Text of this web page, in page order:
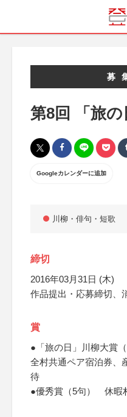
募
第8回 「旅
Googleカレンダーに追加
川柳・俳句・短歌
締切
2016年03月31日 (木)
作品提出・応募締切、
賞
●「旅の日」川柳大賞
全村共通ペア宿泊券、
待
●優秀賞（5句） 休暇